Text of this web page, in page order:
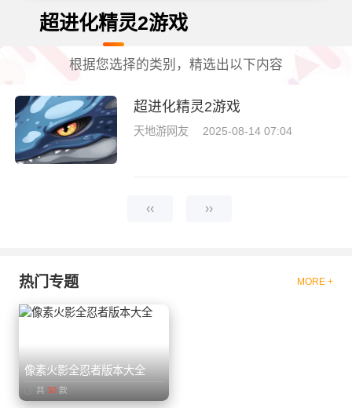
超进化精灵2游戏
根据您选择的类别，精选出以下内容
超进化精灵2游戏
天地游网友 2025-08-14 07:04
‹‹ ››
热门专题 MORE +
像素火影全忍者版本大全
共 30 款